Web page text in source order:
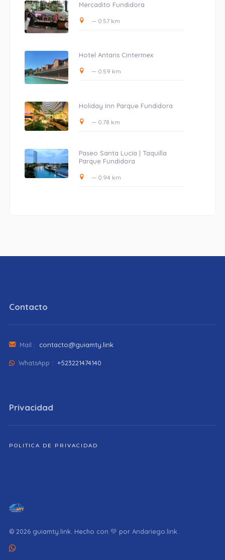
Mercadito Fundidora
— 0.57 km
Hotel Antaris Cintermex
— 0.59 km
Holiday Inn Parque Fundidora
— 0.78 km
Paseo Santa Lucía | Taquilla
Parque Fundidora
— 0.94 km
Contacto
Mail : contacto@guiamty.link
WhatsApp : +523221474140
Privacidad
POLITICA DE PRIVACIDAD
© 2026 guiamty.link. Hecho con 💛 por Andariego.link